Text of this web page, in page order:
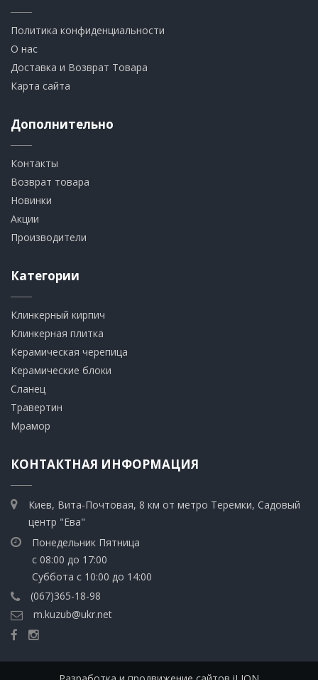
Политика конфиденциальности
О нас
Доставка и Возврат Товара
Карта сайта
Дополнительно
Контакты
Возврат товара
Новинки
Акции
Производители
Категории
Клинкерный кирпич​
​Клинкерная плитка
​Керамическая черепица
​Керамические блоки
​Сланец
Травертин​
​Мрамор
КОНТАКТНАЯ ИНФОРМАЦИЯ
Киев, Вита-Почтовая, 8 км от метро Теремки, Садовый
центр "Ева"
Понедельник Пятница
с 08:00 до 17:00
Суббота с 10:00 до 14:00
(067)365-18-98
m.kuzub@ukr.net